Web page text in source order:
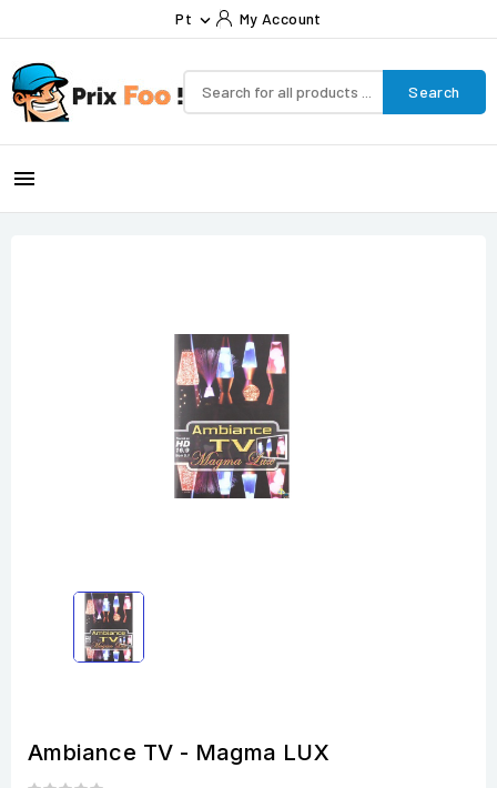
Pt  My Account
Search

Ambiance TV - Magma LUX